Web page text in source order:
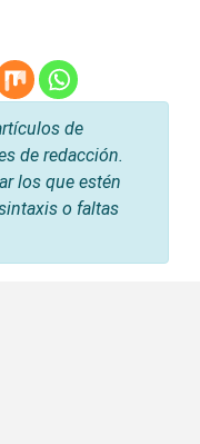
de
de redacción.
los que estén
o faltas